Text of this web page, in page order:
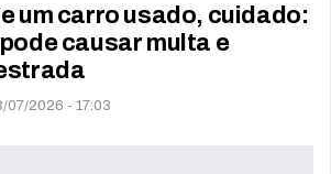
um carro usado, cuidado:
causar multa e
07/2026 - 17:03